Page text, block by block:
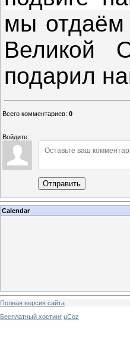
мы отдаём
Великой
подарил
Всего комментариев: 0
Войдите:
Отправить
Calendar
Полная версия сайта
Бесплатный хостинг uCoz